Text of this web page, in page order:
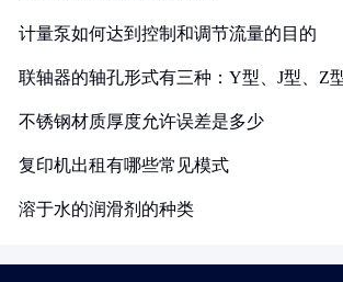
计量泵如何达到控制和调节流量的目的
联轴器的轴孔形式有三种：Y型、J型、Z
不锈钢材质厚度允许误差是多少
复印机出租有哪些常见模式
溶于水的润滑剂的种类